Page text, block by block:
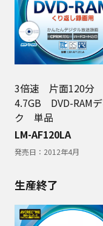
3倍速 片面120分
4.7GB DVD-RAM
ク 単品
LM-AF120LA
発売日： 2012年4月
生産終了